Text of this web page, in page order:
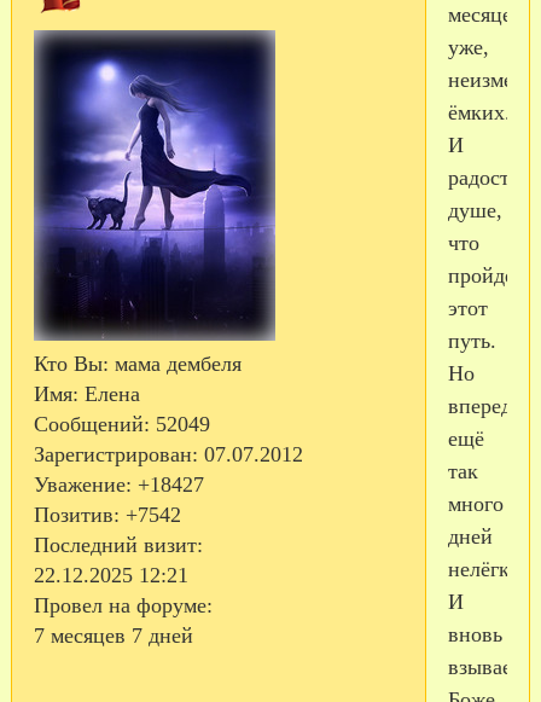
Кто Вы: мама дембеля
Имя: Елена
Сообщений: 52049
Зарегистрирован: 07.07.2012
Уважение: +18427
Позитив: +7542
Последний визит:
22.12.2025 12:21
Провел на форуме:
7 месяцев 7 дней
месяцев
уже,
ёмких...
И
радостно
душе,
что
пройден
этот
путь.
Но
впереди
ещё
так
много
дней
нелёгких,
И
вновь
взываем: